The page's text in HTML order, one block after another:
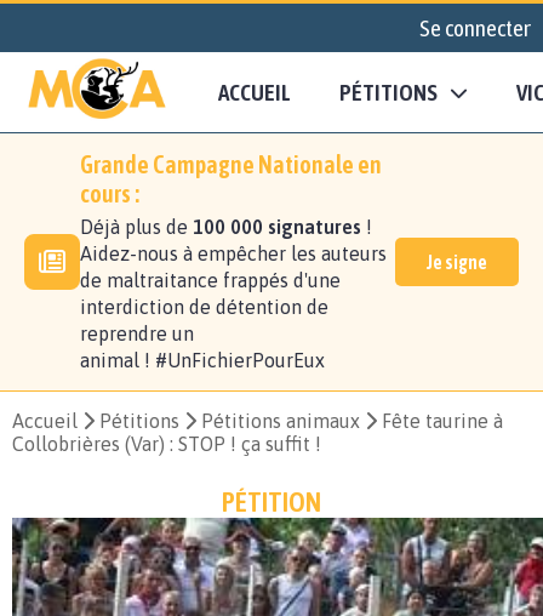
Se connecter
ACCUEIL PÉTITIONS
Grande Campagne Nationale en
cours :
Déjà plus de 100 000 signatures !
Aidez-nous à empêcher les auteurs
de maltraitance frappés d'une
interdiction de détention de
reprendre un
animal ! #UnFichierPourEux
Je signe
Accueil Pétitions Pétitions animaux
Fête taurine à
Collobrières (Var) : STOP ! ça suffit !
PÉTITION